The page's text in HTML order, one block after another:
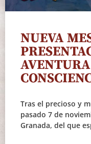
NUEVA
Tras el precioso y
pasado 7 de
Granada, del que